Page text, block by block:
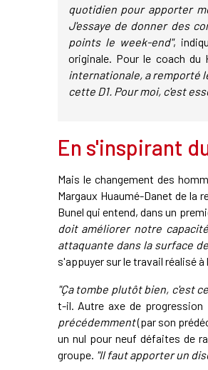
quotidien pour apporter
J'essaye de donner des
points le week-end",
originale. Pour le coach du
internationale, a remporté
cette D1. Pour moi, c'est
En s'inspirant
Mais le changement des
Margaux Huaumé-Danet de la
Bunel qui entend, dans un
doit améliorer notre
attaquante dans la surface
s'appuyer sur le travail réalisé
"Ça tombe plutôt bien, c'est
t-il. Autre axe de
précédemment(par son
un nul pour neuf défaites de
groupe. "Il faut apporter un